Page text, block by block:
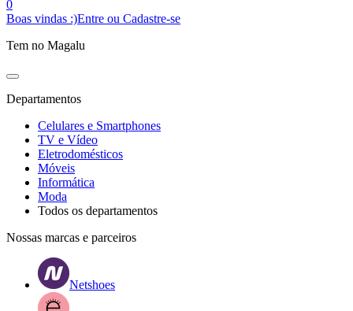
0
Boas vindas :)Entre ou Cadastre-se
Tem no Magalu
Departamentos
Celulares e Smartphones
TV e Vídeo
Eletrodomésticos
Móveis
Informática
Moda
Todos os departamentos
Nossas marcas e parceiros
Netshoes